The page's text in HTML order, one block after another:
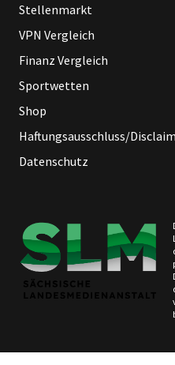
Stellenmarkt
VPN Vergleich
Finanz Vergleich
Sportwetten
Shop
Haftungsausschluss/
Datenschutz